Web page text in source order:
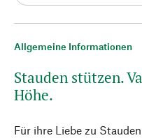
Allgemeine Informationen
Stauden stützen.
Höhe.
Für ihre Liebe zu